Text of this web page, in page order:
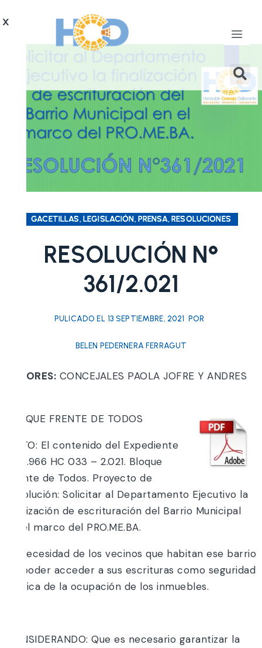
X
GACETILLAS, LEGISLACIÓN, PRENSA, RESOLUCIONES
RESOLUCIÓN N°
361/2.021
PULICADO EL 13 SEPTIEMBRE, 2021 POR
BELEN PEDERNERA FERRAGUT
AUTORES: CONCEJALES PAOLA JOFRE Y ANDRES
BLOQUE FRENTE DE TODOS
VISTO: El contenido del Expediente
N° 4.966 HC 033 – 2.021. Bloque
Frente de Todos. Proyecto de
Resolución: Solicitar al Departamento Ejecutivo la
finalización de escrituración del Barrio Municipal
en el marco del PRO.ME.BA.
La necesidad de los vecinos que habitan ese barrio
de poder acceder a sus escrituras como seguridad
jurídica de la ocupación de los inmuebles.
CONSIDERANDO: Que es necesario garantizar la